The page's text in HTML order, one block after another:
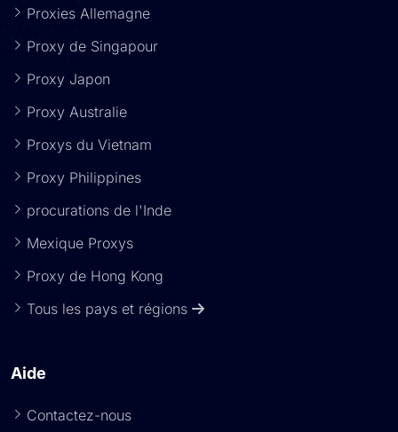
Proxies Allemagne
Proxy de Singapour
Proxy Japon
Proxy Australie
Proxys du Vietnam
Proxy Philippines
procurations de l'Inde
Mexique Proxys
Proxy de Hong Kong
Tous les pays et régions
Aide
Contactez-nous